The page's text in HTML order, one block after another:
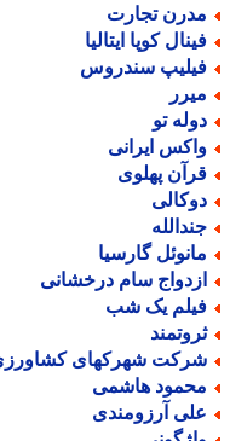
تجارت
کوپا ایتالیا
سندروس
تو
ایرانی
پهلوی
گارسیا
سام درخشانی
یک شب
شهرکهای کشاورزی
هاشمی
آرزومندی